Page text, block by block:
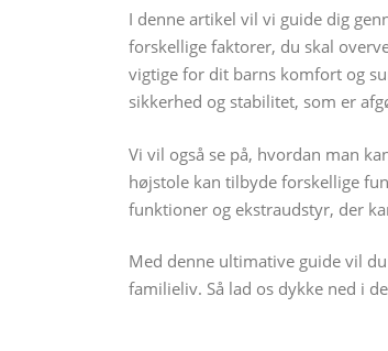
I denne artikel vil vi guide dig
forskellige faktorer, du skal
vigtige for dit barns komfort og
sikkerhed og stabilitet, som er
Vi vil også se på, hvordan man
højstole kan tilbyde forskellige
funktioner og ekstraudstyr, der
Med denne ultimative guide vil
familieliv. Så lad os dykke ned i